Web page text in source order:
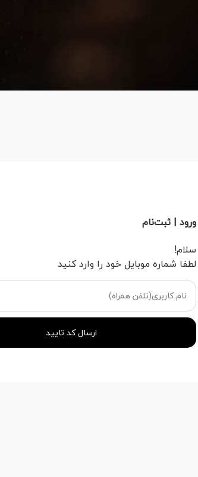
ورود | ثبت‌نام
سلام!
لطفا شماره موبایل خود را وارد کنید
ارسال کد تایید